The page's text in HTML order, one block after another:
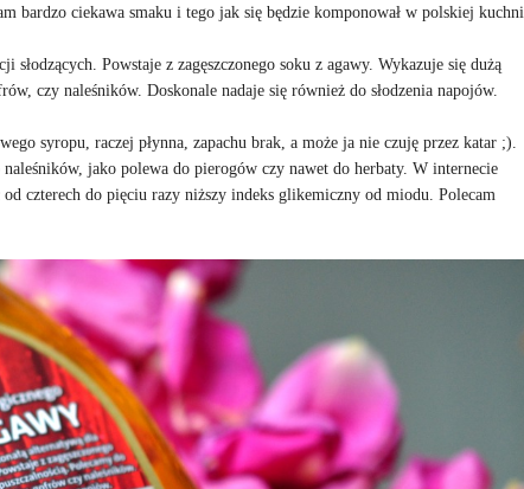
bardzo ciekawa smaku i tego jak się będzie komponował w polskiej kuchni.
Powstaje z zagęszczonego soku z agawy. Wykazuje się dużą
czy naleśników. Doskonale nadaje się również do słodzenia napojów.
syropu, raczej płynna, zapachu brak, a może ja nie czuję przez katar ;).
jako polewa do pierogów czy nawet do herbaty. W internecie
czterech do pięciu razy niższy indeks glikemiczny od miodu. Polecam